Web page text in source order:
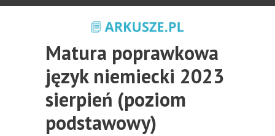
Matura poprawkowa
język niemiecki 2023
sierpień (poziom
podstawowy)